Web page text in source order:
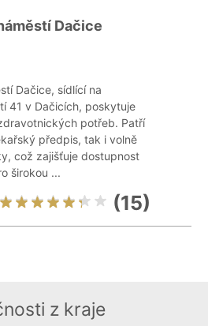
Dačice
Dačice, sídlící na
41 v Dačicích, poskytuje
potřeb. Patří
předpis, tak i volně
což zajišťuje dostupnost
širokou ...
(15)
z kraje